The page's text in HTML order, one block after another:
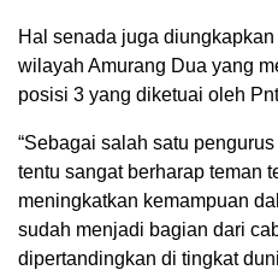
Hal senada juga
wilayah Amurang Dua yang
posisi 3 yang diketuai oleh
“Sebagai salah satu
tentu sangat berharap teman
meningkatkan kemampuan
sudah menjadi bagian dari
dipertandingkan di tingkat